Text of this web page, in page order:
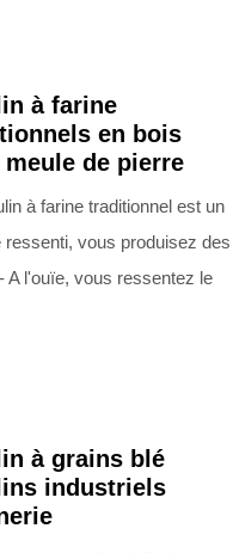
à farine
en bois
meule de pierre
à farine traditionnel est un
ressenti, vous produisez des
A l'ouïe, vous ressentez le
à grains blé
industriels